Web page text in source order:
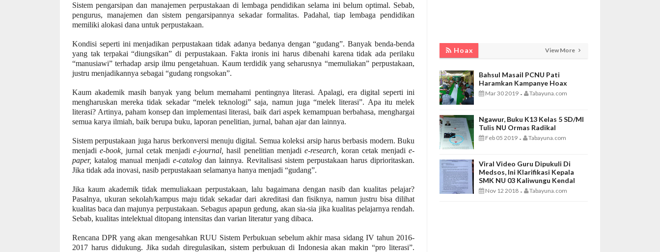
Sistem pengarsipan dan manajemen perpustakaan di lembaga pendidikan selama ini belum optimal. Sebab,
pengurus, manajemen dan sistem pengarsipannya sekadar formalitas. Padahal, tiap lembaga pendidikan
memiliki alokasi dana untuk perpustakaan.
Kondisi seperti ini menjadikan perpustakaan tidak adanya bedanya dengan “gudang”. Banyak benda-benda
yang tak terpakai “diungsikan” di perpustakaan. Fakta ironis ini harus dibenahi karena tidak ada perilaku
“manusiawi” terhadap arsip ilmu pengetahuan. Kaum terdidik yang seharusnya “memuliakan” perpustakaan,
justru menjadikannya sebagai “gudang rongsokan”.
Kaum akademik masih banyak yang belum memahami pentingnya literasi. Apalagi, era digital seperti ini
mengharuskan mereka tidak sekadar “melek teknologi” saja, namun juga “melek literasi”. Apa itu melek
literasi? Artinya, paham konsep dan implementasi literasi, baik dari aspek kemampuan berbahasa, menghargai
semua karya ilmiah, baik berupa buku, laporan penelitian, jurnal, bahan ajar dan lainnya.
Sistem perpustakaan juga harus berkonversi menuju digital. Semua koleksi arsipharus berbasis modern. Buku
menjadie-book, jurnal cetak menjadie-journal, hasil penelitian menjadi ­ e-research, koran cetak menjadie-
paper, katalog manual menjadi e-catalog dan lainnya. Revitalisasi sistem perpustakaan harus diprioritaskan.
Jika tidak ada inovasi, nasib perpustakaan selamanya hanya menjadi “gudang”.
Jika kaum akademik tidak memuliakaan perpustakaan, lalu bagaimana dengan nasib dan kualitas pelajar?
Pasalnya, ukuran sekolah/kampus maju tidak sekadar dari akreditasi dan fisiknya, namun justru bisa dilihat
kualitas baca dan majunya perpustakaan. Sebagus apapun gedung, akan sia-sia jika kualitas pelajarnya rendah.
Sebab, kualitas intelektual ditopang intensitas dan varian literatur yang dibaca.
Rencana DPR yang akan mengesahkan RUU Sistem Perbukuan sebelum akhir masa sidang IV tahun 2016-
2017 harus didukung. Jika sudah diregulasikan, sistem perbukuan di Indonesia akan makin “pro literasi”.
Hoax View More
Bahsul Masail PCNU Pati
Haramkan Kampanye Hoax
Mar 30 2019 - Tabayuna.com
Ngawur, Buku K13 Kelas 5 SD/MI
Tulis NU Ormas Radikal
Feb 05 2019 - Tabayuna.com
Viral Video Guru Dipukuli Di
Medsos, Ini Klarifikasi Kepala
SMK NU 03 Kaliwungu Kendal
Nov 12 2018 - Tabayuna.com